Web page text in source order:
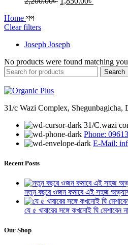
Home শপ
Clear filters
Joseph Joseph
No products were found matching
Search
31/c Wazi Complex, Shegunbagicha,
31/C.wazi
Phone:
E-Mail:
Recent Posts
নতুন বছরে ওজন কমাবে এই সহজ
যে ৫ খাবারের সঙ্গে কখনোই ঘি মেশাবেন
Our Shop